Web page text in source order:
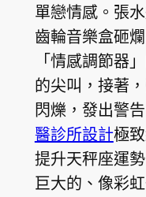
單戀情感。張
齒輪音樂盒砸
「情感調節器
的尖叫，接著
閃爍，發出警
醫診所設計極
提升天秤座運
巨大的、像彩